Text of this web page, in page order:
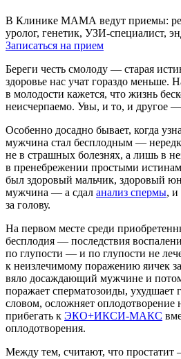
В Клинике МАМА ведут приемы:
уролог, генетик, УЗИ-специалист,
Записаться на прием
Береги честь смолоду — старая
здоровье нас учат гораздо меньше.
в молодости кажется, что жизнь
неисчерпаемо. Увы, и то, и другое
Особенно досадно бывает, когда
мужчина стал бесплодным —
не в страшных болезнях, а лишь в
в пренебрежении простыми
был здоровый мальчик, здоровый
мужчина — а сдал анализ спермы, и
за голову.
На первом месте среди
бесплодия — последствия
по глупости — и по глупости не
к неизлечимому поражению яичек за
вяло досаждающий мужчине и
поражает сперматозоиды, ухудшает
словом, осложняет оплодотворение
прибегать к ЭКО+ИКСИ-МАКС
оплодотворения.
Между тем, считают, что простатит